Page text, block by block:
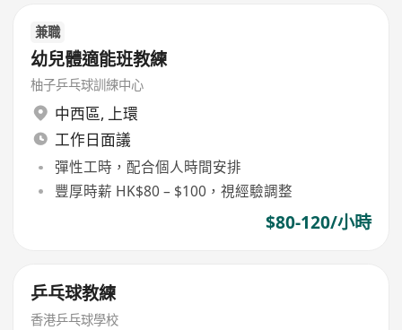
兼職
幼兒體適能班教練
柚子乒乓球訓練中心
中西區, 上環
工作日面議
彈性工時，配合個人時間安排
豐厚時薪 HK$80 – $100，視經驗調整
$80-120/小時
乒乓球教練
香港乒乓球學校